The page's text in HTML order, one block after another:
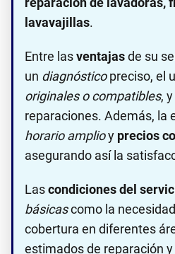
lavavajillas.
Entre lasventajasde su
un diagnósticopreciso, el
originales o compatibles,
reparaciones. Además, la
horario amplioy precios
asegurando así la
Lascondiciones del
básicascomo la
cobertura en diferentes
estimados de reparación